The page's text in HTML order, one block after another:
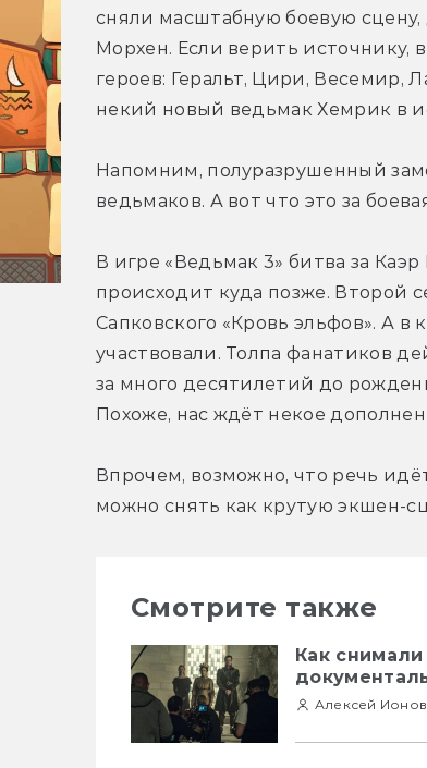
сняли масштабную боевую
Морхен. Если верить источнику,
героев: Геральт, Цири, Весемир,
некий новый ведьмак Хемрик в
Напомним, полуразрушенный
ведьмаков. А вот что это за
В игре «Ведьмак 3» битва за
происходит куда позже. Второй
Сапковского «Кровь эльфов». А в
участвовали. Толпа фанатиков
за много десятилетий до
Похоже, нас ждёт некое
Впрочем, возможно, что речь
можно снять как крутую экшен-
Смотрите также
Как
Алексей Ионов